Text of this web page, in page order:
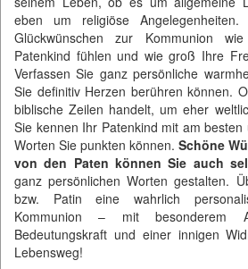
eben um religiöse
Glückwünschen zur Kommunion
Patenkind fühlen und wie groß Ihre
Verfassen Sie ganz persönliche
Sie definitiv Herzen berühren können.
biblische Zeilen handelt, um eher
Sie kennen Ihr Patenkind mit am
Worten Sie punkten können. Schöne
von den Paten können Sie auch
ganz persönlichen Worten gestalten.
bzw. Patin eine wahrlich
Kommunion – mit besonderem
Bedeutungskraft und einer innigen
Lebensweg!